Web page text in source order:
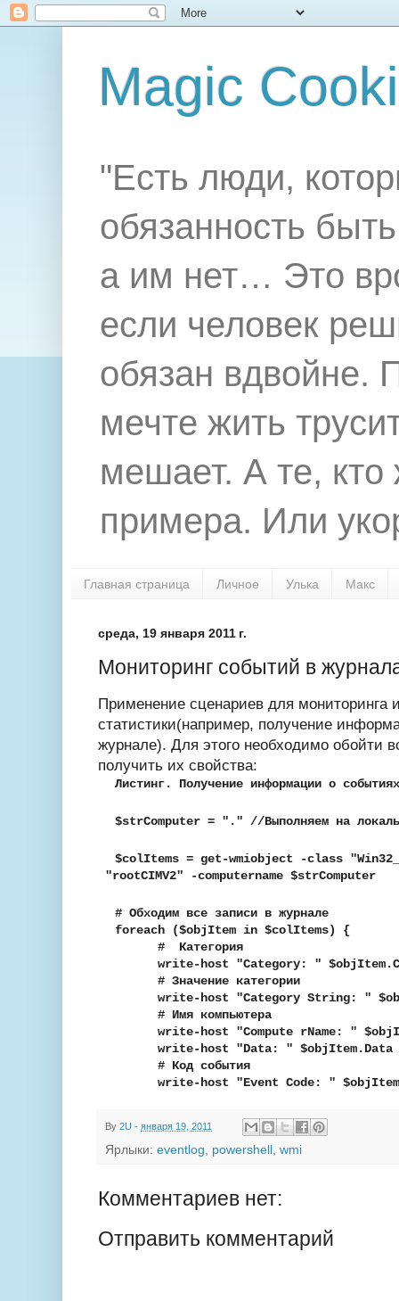
Magic
"Есть люди,
обязанность
а им нет… Это
если человек
обязан вдвойне.
мечте жить
мешает. А те,
примера. Или
Главная страница Личное Улька Макс
среда, 19 января 2011 г.
Мониторинг событий в
Применение сценариев для мониторинга
статистики(например, получение
журнале). Для этого необходимо обойти
получить их свойства:
Листинг. Получение информации о событиях
$strComputer = "." //Выполняем на
$colItems = get-wmiobject -class
"rootCIMV2" -computername $strComputer
# Обходим все записи в журнале
foreach ($objItem in $colItems) {
# Категория
write-host "Category: "
# Значение категории
write-host "Category String: "
# Имя компьютера
write-host "Compute rName: "
write-host "Data: " $objItem.Data #
# Код события
write-host "Event Code: "
By 2U - января 19, 2011
Ярлыки: eventlog, powershell , wmi
Комментариев нет:
Отправить комментарий